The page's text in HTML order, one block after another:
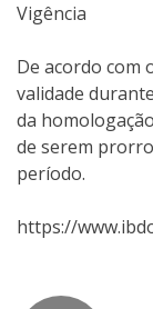
Vigência
De acordo com
validade
da
de serem
período.
https://